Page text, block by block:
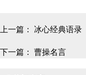
上一篇： 冰心经典语录
下一篇： 曹操名言